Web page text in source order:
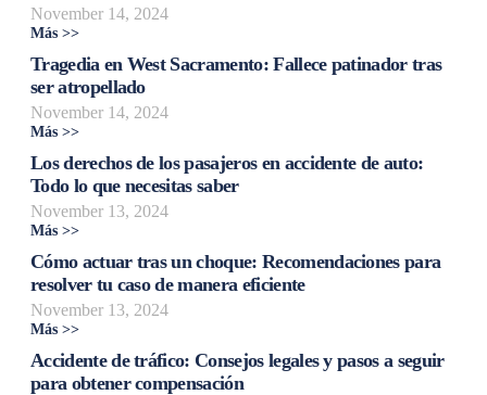
November 14, 2024
Más >>
Tragedia en West Sacramento: Fallece patinador tras
ser atropellado
November 14, 2024
Más >>
Los derechos de los pasajeros en accidente de auto:
Todo lo que necesitas saber
November 13, 2024
Más >>
Cómo actuar tras un choque: Recomendaciones para
resolver tu caso de manera eficiente
November 13, 2024
Más >>
Accidente de tráfico: Consejos legales y pasos a seguir
para obtener compensación